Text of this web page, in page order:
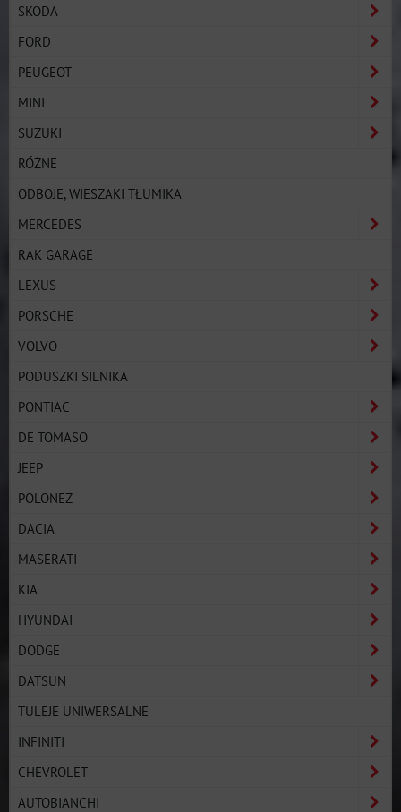
SKODA
FORD
PEUGEOT
MINI
SUZUKI
RÓŻNE
ODBOJE, WIESZAKI TŁUMIKA
MERCEDES
RAK GARAGE
LEXUS
PORSCHE
VOLVO
PODUSZKI SILNIKA
PONTIAC
DE TOMASO
JEEP
POLONEZ
DACIA
MASERATI
KIA
HYUNDAI
DODGE
DATSUN
TULEJE UNIWERSALNE
INFINITI
CHEVROLET
AUTOBIANCHI